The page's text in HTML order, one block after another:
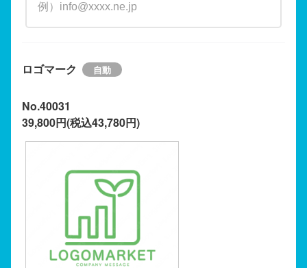
ロゴマーク
No.40031
39,800円(税込43,780円)